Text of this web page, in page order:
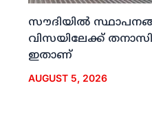
സൗദിയില്‍
വിസയിലേക്ക്
ഇതാണ്
AUGUST 5, 2026